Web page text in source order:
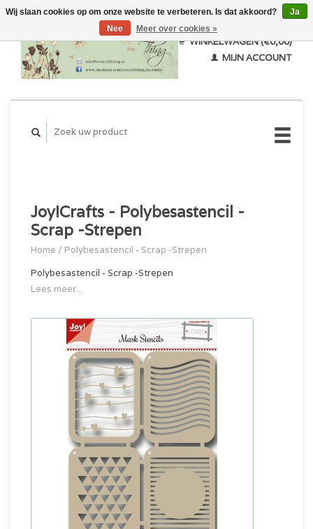
WINKELWAGEN (€0,00)
MIJN ACCOUNT
Joy!Crafts - Polybesastencil -
Scrap -Strepen
Home / Polybesastencil - Scrap -Strepen
Polybesastencil - Scrap -Strepen
Lees meer...
Wij slaan cookies op om onze website te verbeteren. Is dat akkoord?
Ja
Nee
Meer over cookies »